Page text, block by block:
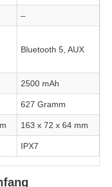
–
Bluetooth 5, AUX
2500 mAh
627 Gramm
163 x 72 x 64 mm
IPX7